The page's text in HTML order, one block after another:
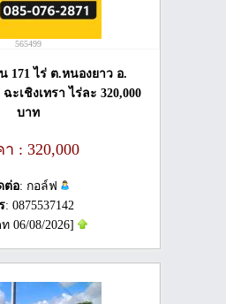
565499
171 ไร่ ต.หนองยาว อ.
เชิงเทรา ไร่ละ 320,000
บาท
า : 320,000
ต่อ: กอล์ฟ
: 0875537142
06/08/2026]